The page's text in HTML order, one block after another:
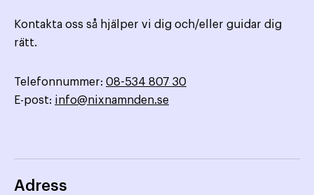
Kontakta oss så hjälper vi dig och/eller guidar dig
rätt.
Telefonnummer: 08-534 807 30
E-post: info@nixnamnden.se
Adress